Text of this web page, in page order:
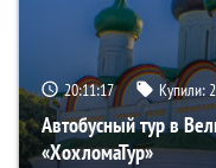
20:11:16 Купили:2
Автобусный тур в
«ХохломаТур»